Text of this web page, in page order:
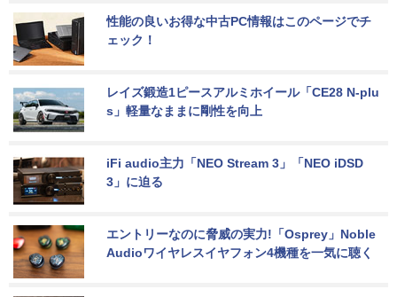
性能の良いお得な中古PC情報はこのページでチ
ェック！
レイズ鍛造1ピースアルミホイール「CE28 N-plu
s」軽量なままに剛性を向上
iFi audio主力「NEO Stream 3」「NEO iDSD
3」に迫る
エントリーなのに脅威の実力!「Osprey」Noble
Audioワイヤレスイヤフォン4機種を一気に聴く